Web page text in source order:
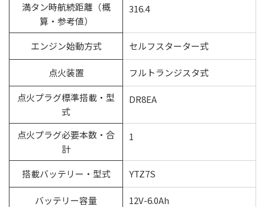
満タン時航続距離（概
算・参考値）
316.4
エンジン始動方式 セルフスターター式
点火装置
フルトランジスタ式
点火プラグ標準搭載・型
式
DR8EA
点火プラグ必要本数・合
計
1
搭載バッテリー・型式 YTZ7S
バッテリー容量 12V-6.0Ah